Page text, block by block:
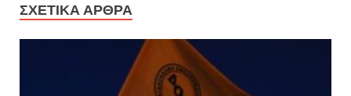
ΣΧΕΤΙΚΆ ΆΡΘΡΑ